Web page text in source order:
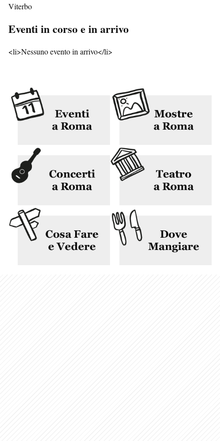
Viterbo
Eventi in corso e in arrivo
<li>Nessuno evento in arrivo</li>